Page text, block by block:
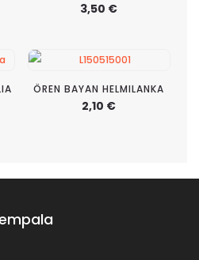
3,50 €
ÖREN BAYAN HELMILANKA
2,10 €